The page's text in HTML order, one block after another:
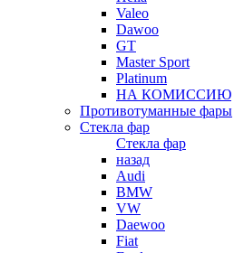
Valeo
Dawoo
GT
Master Sport
Platinum
НА КОМИССИЮ
Противотуманные фары
Стекла фар
Стекла фар
назад
Audi
BMW
VW
Daewoo
Fiat